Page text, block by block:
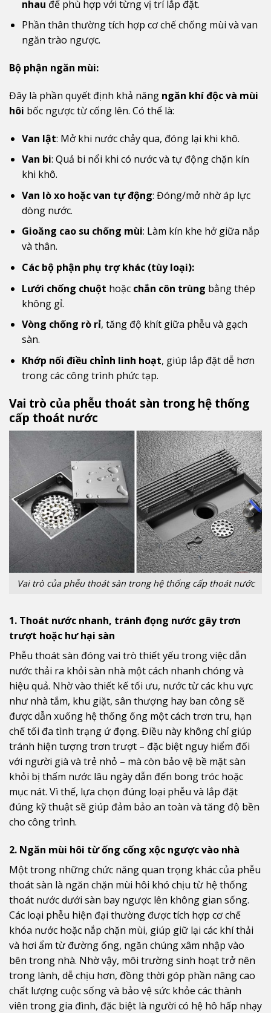
nhau để phù hợp với từng vị trí lắp đặt.
Phần thân thường tích hợp cơ chế chống mùi và van
ngăn trào ngược.
Bộ phận ngăn mùi:
Đây là phần quyết định khả năng ngăn khí độc và mùi
hôi bốc ngược từ cống lên. Có thể là:
Van lật: Mở khi nước chảy qua, đóng lại khi khô.
Van bi: Quả bi nổi khi có nước và tự động chặn kín
khi khô.
Van lò xo hoặc van tự động: Đóng/mở nhờ áp lực
dòng nước.
Gioăng cao su chống mùi: Làm kín khe hở giữa nắp
và thân.
Các bộ phận phụ trợ khác (tùy loại):
Lưới chống chuột hoặc chắn côn trùng bằng thép
không gỉ.
Vòng chống rò rỉ, tăng độ khít giữa phễu và gạch
sàn.
Khớp nối điều chỉnh linh hoạt, giúp lắp đặt dễ hơn
trong các công trình phức tạp.
Vai trò của phễu thoát sàn trong hệ thống
cấp thoát nước
Vai trò của phễu thoát sàn trong hệ thống cấp thoát nước
1. Thoát nước nhanh, tránh đọng nước gây trơn
trượt hoặc hư hại sàn
Phễu thoát sàn đóng vai trò thiết yếu trong việc dẫn
nước thải ra khỏi sàn nhà một cách nhanh chóng và
hiệu quả. Nhờ vào thiết kế tối ưu, nước từ các khu vực
như nhà tắm, khu giặt, sân thượng hay ban công sẽ
được dẫn xuống hệ thống ống một cách trơn tru, hạn
chế tối đa tình trạng ứ đọng. Điều này không chỉ giúp
tránh hiện tượng trơn trượt – đặc biệt nguy hiểm đối
với người già và trẻ nhỏ – mà còn bảo vệ bề mặt sàn
khỏi bị thấm nước lâu ngày dẫn đến bong tróc hoặc
mục nát. Vì thế, lựa chọn đúng loại phễu và lắp đặt
đúng kỹ thuật sẽ giúp đảm bảo an toàn và tăng độ bền
cho công trình.
2. Ngăn mùi hôi từ ống cống xộc ngược vào nhà
Một trong những chức năng quan trọng khác của phễu
thoát sàn là ngăn chặn mùi hôi khó chịu từ hệ thống
thoát nước dưới sàn bay ngược lên không gian sống.
Các loại phễu hiện đại thường được tích hợp cơ chế
khóa nước hoặc nắp chặn mùi, giúp giữ lại các khí thải
và hơi ẩm từ đường ống, ngăn chúng xâm nhập vào
bên trong nhà. Nhờ vậy, môi trường sinh hoạt trở nên
trong lành, dễ chịu hơn, đồng thời góp phần nâng cao
chất lượng cuộc sống và bảo vệ sức khỏe các thành
viên trong gia đình, đặc biệt là người có hệ hô hấp nhạy